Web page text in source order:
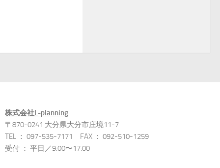
株式会社L-planning
〒870-0241 大分県大分市庄境11-7
TEL ： 097-535-7171 FAX ： 092-510-1259
受付 ： 平日／9:00〜17:00